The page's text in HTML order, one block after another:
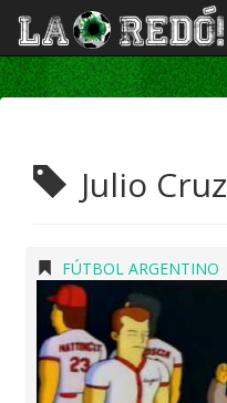
Julio Cruz
FÚTBOL ARGENTINO